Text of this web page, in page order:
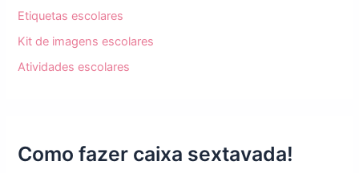
Etiquetas escolares
Kit de imagens escolares
Atividades escolares
Como fazer caixa sextavada!